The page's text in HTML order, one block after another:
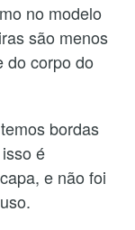
no modelo
são menos
do corpo do
bordas
é
e não foi